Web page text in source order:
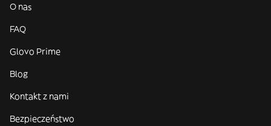
O nas
FAQ
Glovo Prime
Blog
Kontakt z nami
Bezpieczeństwo